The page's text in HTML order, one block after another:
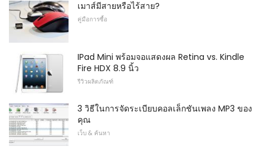
เมาส์มีสายหรือไร้สาย?
คู่มือการซื้อ
IPad Mini พร้อมจอแสดงผล Retina vs. Kindle
Fire HDX 8.9 นิ้ว
รีวิวผลิตภัณฑ์
3 วิธีในการจัดระเบียบคอลเล็กชันเพลง MP3 ของ
คุณ
เว็บ & ค้นหา